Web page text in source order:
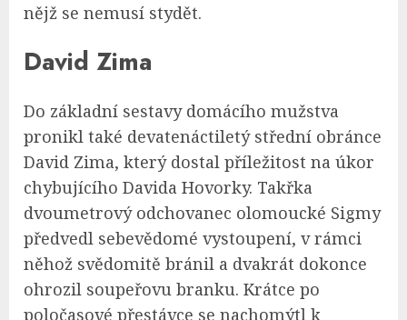
nějž se nemusí stydět.
David Zima
Do základní sestavy domácího mužstva
pronikl také devatenáctiletý střední obránce
David Zima, který dostal příležitost na úkor
chybujícího Davida Hovorky. Takřka
dvoumetrový odchovanec olomoucké Sigmy
předvedl sebevědomé vystoupení, v rámci
něhož svědomitě bránil a dvakrát dokonce
ohrozil soupeřovu branku. Krátce po
poločasové přestávce se nachomýtl k